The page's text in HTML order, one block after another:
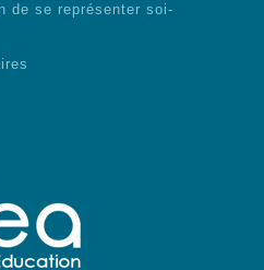
de se représenter soi-